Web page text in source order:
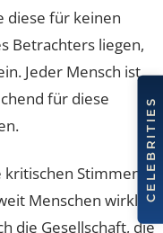
dass
liegt. Dies mag
ist individuell für
diese für keinen
Betrachters
Jeder Mensch ist
für diese